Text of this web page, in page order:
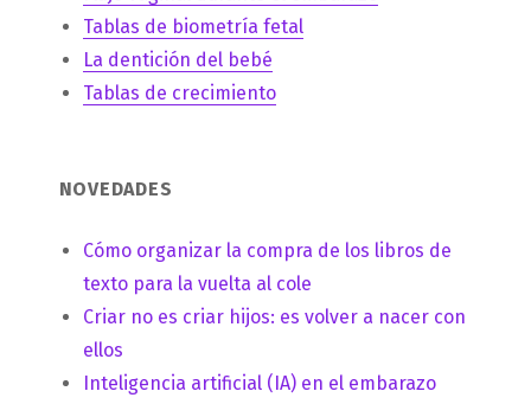
Tablas de biometría fetal
La dentición del bebé
Tablas de crecimiento
NOVEDADES
Cómo organizar la compra de los libros de
texto para la vuelta al cole
Criar no es criar hijos: es volver a nacer con
ellos
Inteligencia artificial (IA) en el embarazo